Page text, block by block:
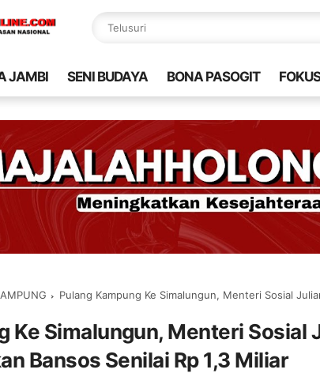
JAMBI SENI BUDAYA BONA PASOGIT FOKUS
Pulang Kampung Ke Simalungun, Menteri Sosial Juliari P Batubara
Ke Simalungun, Menteri Sosial
Bansos Senilai Rp 1,3 Miliar